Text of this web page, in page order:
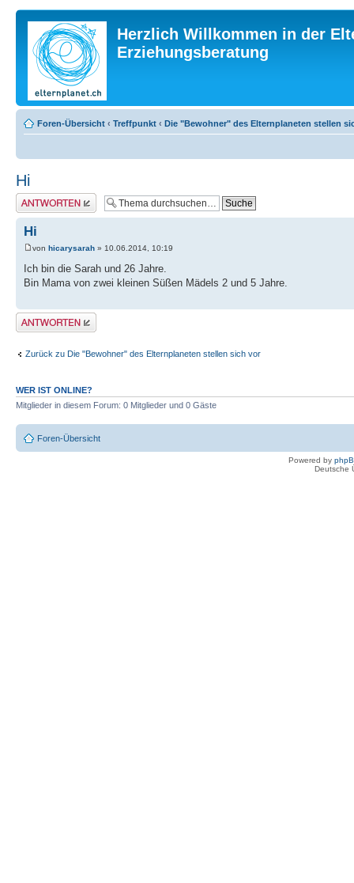
Herzlich Willkommen in der
Erziehungsberatung
Foren-Übersicht ‹ Treffpunkt ‹ Die "Bewohner" des Elternplaneten stellen
Hi
Antwort erstellen
Hi
von hicarysarah » 10.06.2014, 10:19
Ich bin die Sarah und 26 Jahre.
Bin Mama von zwei kleinen Süßen Mädels 2 und 5 Jahre.
Antwort erstellen
Zurück zu Die "Bewohner" des Elternplaneten stellen sich vor
WER IST ONLINE?
Mitglieder in diesem Forum: 0 Mitglieder und 0 Gäste
Foren-Übersicht
Powered by
Deutsche